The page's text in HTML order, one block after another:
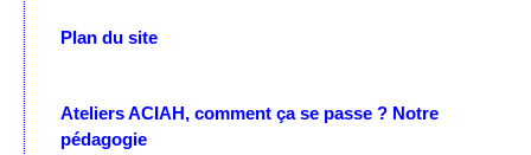
Plan du site
Ateliers ACIAH, comment ça se passe ? Notre
pédagogie